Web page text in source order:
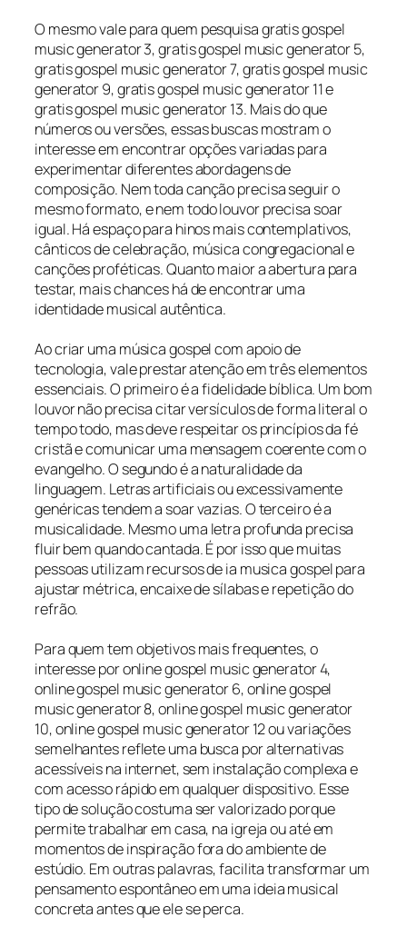
O mesmo vale para quem pesquisa gratis gospel
music generator 3, gratis gospel music generator 5,
gratis gospel music generator 7, gratis gospel music
generator 9, gratis gospel music generator 11 e
gratis gospel music generator 13. Mais do que
números ou versões, essas buscas mostram o
interesse em encontrar opções variadas para
experimentar diferentes abordagens de
composição. Nem toda canção precisa seguir o
mesmo formato, e nem todo louvor precisa soar
igual. Há espaço para hinos mais contemplativos,
cânticos de celebração, música congregacional e
canções proféticas. Quanto maior a abertura para
testar, mais chances há de encontrar uma
identidade musical autêntica.
Ao criar uma música gospel com apoio de
tecnologia, vale prestar atenção em três elementos
essenciais. O primeiro é a fidelidade bíblica. Um bom
louvor não precisa citar versículos de forma literal o
tempo todo, mas deve respeitar os princípios da fé
cristã e comunicar uma mensagem coerente com o
evangelho. O segundo é a naturalidade da
linguagem. Letras artificiais ou excessivamente
genéricas tendem a soar vazias. O terceiro é a
musicalidade. Mesmo uma letra profunda precisa
fluir bem quando cantada. É por isso que muitas
pessoas utilizam recursos de ia musica gospel para
ajustar métrica, encaixe de sílabas e repetição do
refrão.
Para quem tem objetivos mais frequentes, o
interesse por online gospel music generator 4,
online gospel music generator 6, online gospel
music generator 8, online gospel music generator
10, online gospel music generator 12 ou variações
semelhantes reflete uma busca por alternativas
acessíveis na internet, sem instalação complexa e
com acesso rápido em qualquer dispositivo. Esse
tipo de solução costuma ser valorizado porque
permite trabalhar em casa, na igreja ou até em
momentos de inspiração fora do ambiente de
estúdio. Em outras palavras, facilita transformar um
pensamento espontâneo em uma ideia musical
concreta antes que ele se perca.